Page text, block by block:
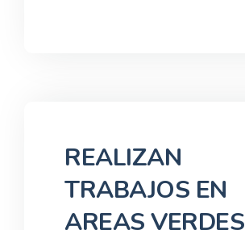
REALIZAN
TRABAJOS EN
AREAS VERDES